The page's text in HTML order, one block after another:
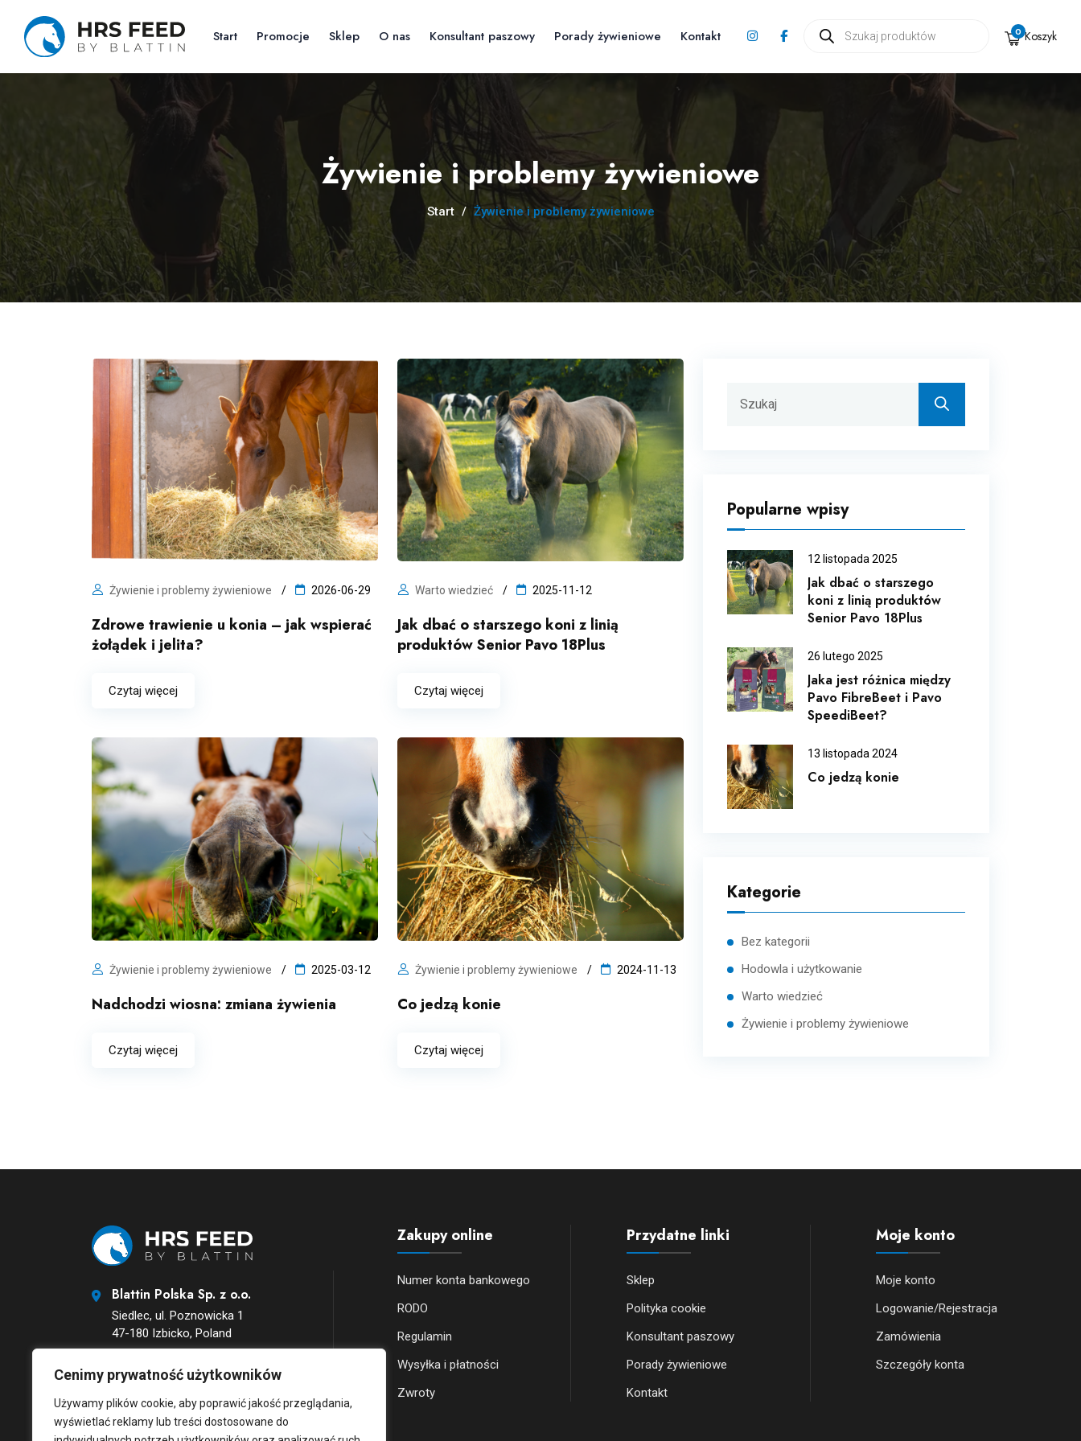
Cenimy prywatność użytkowników
Używamy plików cookie, aby poprawić jakość przeglądania,
wyświetlać reklamy lub treści dostosowane do
content
Start Promocje Sklep O nas Konsultant paszowy Porady żywieniowe Kontakt
produktów
0 Koszyk
Żywienie i problemy żywieniowe
Start / Żywienie i problemy żywieniowe
Żywienie i problemy żywieniowe 2026-06-29
Zdrowe trawienie u konia – jak wspierać
żołądek i jelita?
Czytaj więcej
Warto wiedzieć 2025-11-12
Jak dbać o starszego koni z linią
produktów Senior Pavo 18Plus
Czytaj więcej
Żywienie i problemy żywieniowe 2025-03-12
Nadchodzi wiosna: zmiana żywienia
Czytaj więcej
Żywienie i problemy żywieniowe 2024-11-13
Co jedzą konie
Czytaj więcej
Popularne wpisy
12 listopada 2025
Jak dbać o starszego
koni z linią produktów
Senior Pavo 18Plus
26 lutego 2025
Jaka jest różnica między
Pavo FibreBeet i Pavo
SpeediBeet?
13 listopada 2024
Co jedzą konie
Kategorie
Bez kategorii
Hodowla i użytkowanie
Warto wiedzieć
Żywienie i problemy żywieniowe
Blattin Polska Sp. z o.o.
Siedlec, ul. Poznowicka 1
47-180 Izbicko, Poland
bok@hrsfeed-sklep.pl
Telefon:
+48 795 512 533
Zakupy online
Numer konta bankowego
RODO
Regulamin
Wysyłka i płatności
Zwroty
Przydatne linki
Sklep
Polityka cookie
Konsultant paszowy
Porady żywieniowe
Kontakt
Moje konto
Moje konto
Logowanie/Rejestracja
Zamówienia
Szczegóły konta